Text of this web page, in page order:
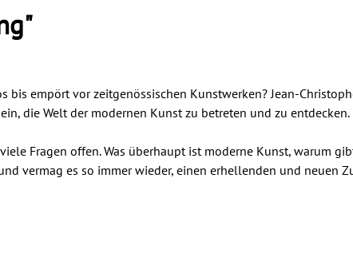
empört vor zeitgenössischen Kunstwerken? Jean-
die Welt der modernen Kunst zu betreten und zu entdecken.
Fragen offen. Was überhaupt ist moderne Kunst, warum
vermag es so immer wieder, einen erhellenden und neuen